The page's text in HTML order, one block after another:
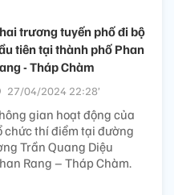
trương tuyến phố đi bộ
tiên tại thành phố Phan
- Tháp Chàm
27/04/2024 22:28’
gian hoạt động của
chức thí điểm tại đường
Trần Quang Diệu
Rang – Tháp Chàm.